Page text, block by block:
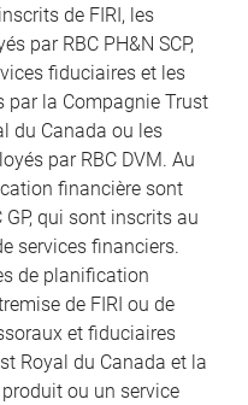
de FIRI, les
par RBC PH&N SCP,
fiduciaires et les
par la Compagnie Trust
du Canada ou les
par RBC DVM. Au
financière sont
GP, qui sont inscrits au
services financiers.
de planification
de FIRI ou de
et fiduciaires
Royal du Canada et la
ou un service